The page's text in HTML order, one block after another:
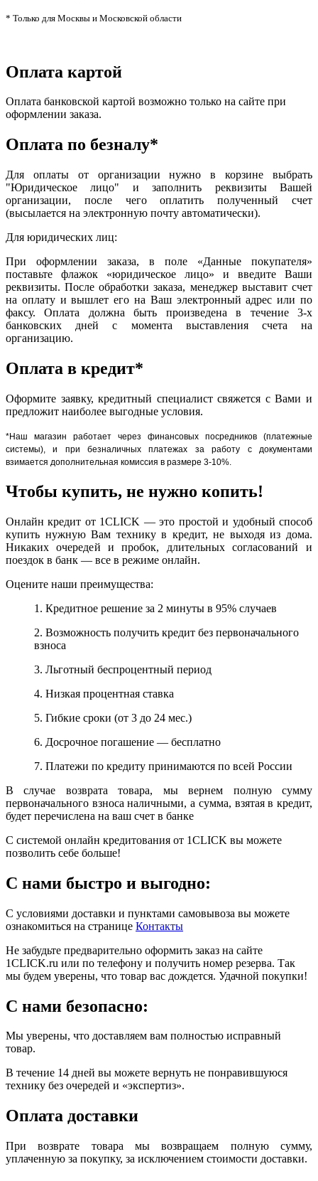
* Только для Москвы и Московской области
Оплата картой
Оплата банковской картой возможно только на сайте при
оформлении заказа.
Оплата по безналу*
Для оплаты от организации нужно в корзине выбрать
"Юридическое лицо" и заполнить реквизиты Вашей
организации, после чего оплатить полученный счет
(высылается на электронную почту автоматически).
Для юридических лиц:
При оформлении заказа, в поле «Данные покупателя»
поставьте флажок «юридическое лицо» и введите Ваши
реквизиты. После обработки заказа, менеджер выставит счет
на оплату и вышлет его на Ваш электронный адрес или по
факсу. Оплата должна быть произведена в течение 3-х
банковских дней с момента выставления счета на
организацию.
Оплата в кредит*
Оформите заявку, кредитный специалист свяжется с Вами и
предложит наиболее выгодные условия.
*Наш магазин работает через финансовых посредников (платежные
системы), и при безналичных платежах за работу с документами
взимается дополнительная комиссия в размере 3-10%.
Чтобы купить, не нужно копить!
Онлайн кредит от 1CLICK — это простой и удобный способ
купить нужную Вам технику в кредит, не выходя из дома.
Никаких очередей и пробок, длительных согласований и
поездок в банк — все в режиме онлайн.
Оцените наши преимущества:
1. Кредитное решение за 2 минуты в 95% случаев
2. Возможность получить кредит без первоначального
взноса
3. Льготный беспроцентный период
4. Низкая процентная ставка
5. Гибкие сроки (от 3 до 24 мес.)
6. Досрочное погашение — бесплатно
7. Платежи по кредиту принимаются по всей России
В случае возврата товара, мы вернем полную сумму
первоначального взноса наличными, а сумма, взятая в кредит,
будет перечислена на ваш счет в банке
С системой онлайн кредитования от 1CLICK вы можете
позволить себе больше!
С нами быстро и выгодно:
С условиями доставки и пунктами самовывоза вы можете
ознакомиться на странице Контакты
Не забудьте предварительно оформить заказ на сайте
1CLICK.ru или по телефону и получить номер резерва. Так
мы будем уверены, что товар вас дождется. Удачной покупки!
С нами безопасно:
Мы уверены, что доставляем вам полностью исправный
товар.
В течение 14 дней вы можете вернуть не понравившуюся
технику без очередей и «экспертиз».
Оплата доставки
При возврате товара мы возвращаем полную сумму,
уплаченную за покупку, за исключением стоимости доставки.